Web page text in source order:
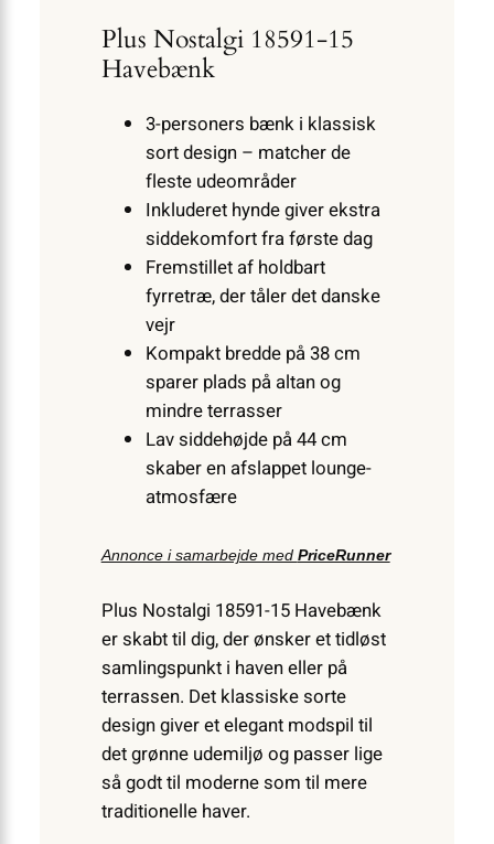
Plus Nostalgi 18591-15
Havebænk
3-personers bænk i klassisk
sort design – matcher de
fleste udeområder
Inkluderet hynde giver ekstra
siddekomfort fra første dag
Fremstillet af holdbart
fyrretræ, der tåler det danske
vejr
Kompakt bredde på 38 cm
sparer plads på altan og
mindre terrasser
Lav siddehøjde på 44 cm
skaber en afslappet lounge-
atmosfære
Annonce i samarbejde med PriceRunner
Plus Nostalgi 18591-15 Havebænk
er skabt til dig, der ønsker et tidløst
samlingspunkt i haven eller på
terrassen. Det klassiske sorte
design giver et elegant modspil til
det grønne ude­miljø og passer lige
så godt til moderne som til mere
traditionelle haver.